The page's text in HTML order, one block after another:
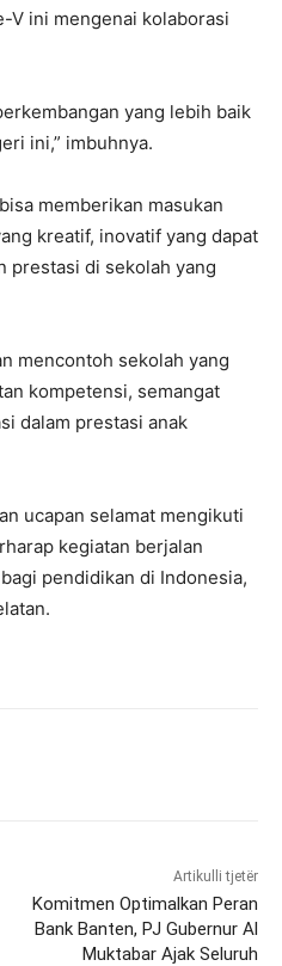
V ini mengenai kolaborasi
yang lebih baik
ini,” imbuhnya.
memberikan masukan
kreatif, inovatif yang dapat
prestasi di sekolah yang
mencontoh sekolah yang
kompetensi, semangat
dalam prestasi anak
ucapan selamat mengikuti
kegiatan berjalan
pendidikan di Indonesia,
Artikulli tjetër
Komitmen Optimalkan Peran
Bank Banten, PJ Gubernur Al
Muktabar Ajak Seluruh